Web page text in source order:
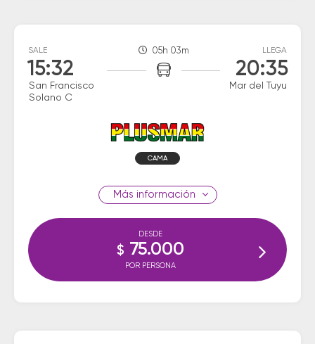
SALE
15:32
San Francisco
Solano C
05h 03m LLEGA
20:35
Mar del Tuyu
CAMA
información
DESDE
$ 75.000
POR PERSONA